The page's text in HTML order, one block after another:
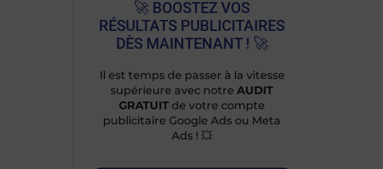
🚀 BOOSTEZ VOS
RÉSULTATS PUBLICITAIRES
DÈS MAINTENANT ! 🚀
Il est temps de passer à la vitesse
supérieure avec notreAUDIT
GRATUIT de votre compte
publicitaire Google Ads ou Meta
Ads ! 💥